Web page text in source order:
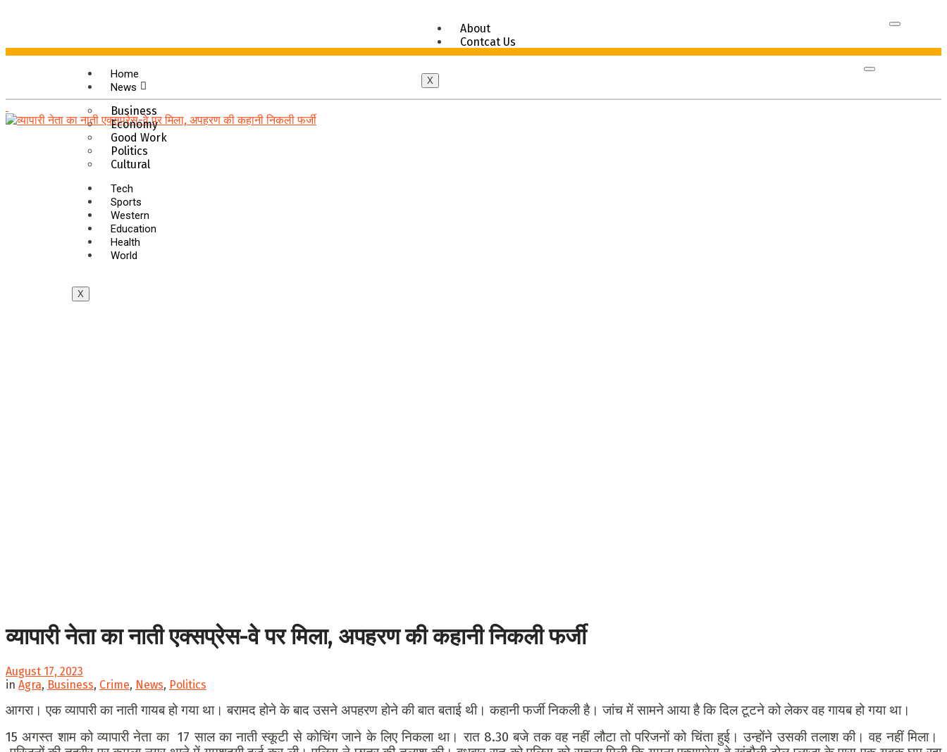
About
Contcat Us
X
Home
News
Business
Economy
Good Work
Politics
Cultural
Tech
Sports
Western
Education
Health
World
X
व्यापारी नेता का नाती एक्सप्रेस-वे पर मिला, अपहरण की कहानी निकली फर्जी
August 17, 2023
in Agra, Business, Crime, News, Politics
आगरा। एक व्यापारी का नाती गायब हो गया था। बरामद होने के बाद उसने अपहरण होने की बात बताई थी। कहानी फर्जी निकली है। जांच में सामने आया है कि दिल टूटने को लेकर वह गायब हो गया था।
15 अगस्त शाम को व्यापारी नेता का 17 साल का नाती स्कूटी से कोचिंग जाने के लिए निकला था। रात 8.30 बजे तक वह नहीं लौटा तो परिजनों को चिंता हुई। उन्होंने उसकी तलाश की। वह नहीं मिला।